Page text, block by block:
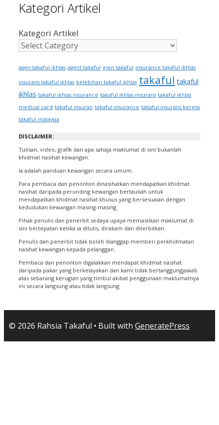
Kategori Artikel
Kategori Artikel
agen takaful ikhlas agent takaful ejen takaful insurance takaful ikhlas
insurans takaful ikhlas kelebihan takaful ikhlas takaful takaful
ikhlas takaful ikhlas insurance takaful ikhlas insurans takaful ikhlas
medical card takaful insuran takaful insurance takaful insurans kereta
takaful malaysia
DISCLAIMER:
Tulisan, video, grafik dan apa sahaja maklumat di sini bukanlah
khidmat nasihat kewangan.
Ia adalah panduan kewangan secara umum.
Para pembaca dan penonton dinasihatkan mendapatkan khidmat
nasihat daripada perunding kewangan bertauliah untuk
mendapatkan khidmat nasihat khusus yang bersesuaian dengan
kedudukan kewangan masing-masing.
Pihak penulis dan penerbit sedaya upaya memastikan maklumat di
sini bertepatan ketika ia ditulis, dirakam dan diterbitkan.
Penulis dan penerbit tidak boleh dianggap memberi perkhidmatan
nasihat kewangan kepada pelanggan.
Pembaca dan penonton digalakkan mendapat khidmat nasihat
daripada pakar yang berkelayakan dan kami tidak bertanggungjawab
atas sebarang kerugian yang timbul akibat penggunaan maklumatnya
ini secara langsung atau tidak langsung.
© 2026 Rahsia Takaful • Built with GeneratePress